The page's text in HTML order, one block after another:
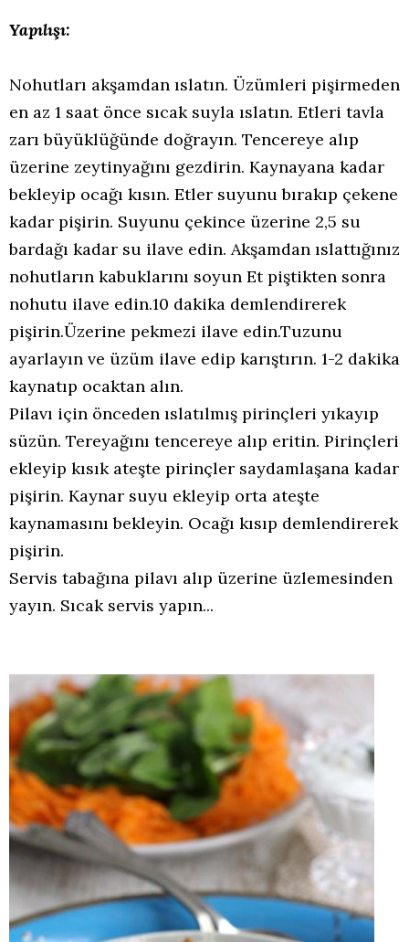
Yapılışı:
Nohutları akşamdan ıslatın. Üzümleri pişirmeden
en az 1 saat önce sıcak suyla ıslatın. Etleri tavla
zarı büyüklüğünde doğrayın. Tencereye alıp
üzerine zeytinyağını gezdirin. Kaynayana kadar
bekleyip ocağı kısın. Etler suyunu bırakıp çekene
kadar pişirin. Suyunu çekince üzerine 2,5 su
bardağı kadar su ilave edin. Akşamdan ıslattığınız
nohutların kabuklarını soyun Et piştikten sonra
nohutu ilave edin.10 dakika demlendirerek
pişirin.Üzerine pekmezi ilave edin.Tuzunu
ayarlayın ve üzüm ilave edip karıştırın. 1-2 dakika
kaynatıp ocaktan alın.
Pilavı için önceden ıslatılmış pirinçleri yıkayıp
süzün. Tereyağını tencereye alıp eritin. Pirinçleri
ekleyip kısık ateşte pirinçler saydamlaşana kadar
pişirin. Kaynar suyu ekleyip orta ateşte
kaynamasını bekleyin. Ocağı kısıp demlendirerek
pişirin.
Servis tabağına pilavı alıp üzerine üzlemesinden
yayın. Sıcak servis yapın...